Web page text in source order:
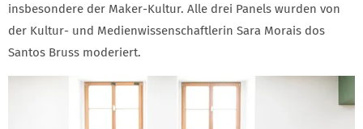
insbesondere der Maker-Kultur. Alle drei Panels wurden von
der Kultur- und Medienwissenschaftlerin Sara Morais dos
Santos Bruss moderiert.
GALERIE 0